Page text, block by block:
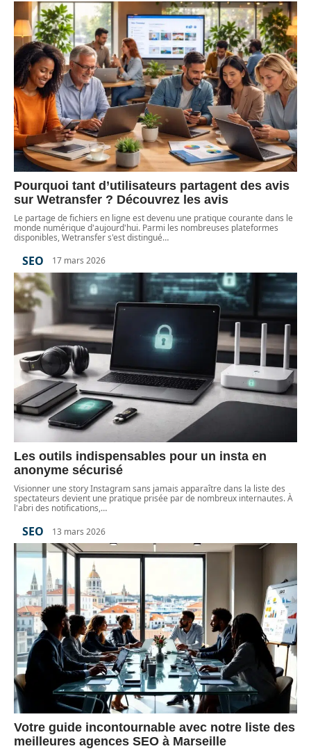
Pourquoi tant d’utilisateurs partagent des avis
sur Wetransfer ? Découvrez les avis
Le partage de fichiers en ligne est devenu une pratique courante dans le
monde numérique d'aujourd'hui. Parmi les nombreuses plateformes
disponibles, Wetransfer s'est distingué…
SEO 17 mars 2026
Les outils indispensables pour un insta en
anonyme sécurisé
Visionner une story Instagram sans jamais apparaître dans la liste des
spectateurs devient une pratique prisée par de nombreux internautes. À
l'abri des notifications,…
SEO 13 mars 2026
Votre guide incontournable avec notre liste des
meilleures agences SEO à Marseille